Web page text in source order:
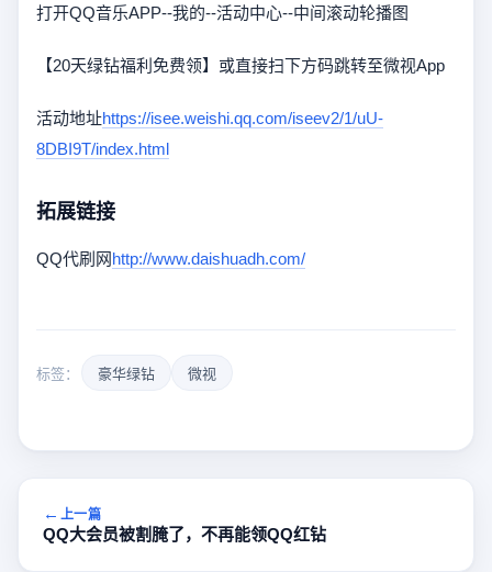
打开QQ音乐APP--我的--活动中心--中间滚动轮播图
【20天绿钻福利免费领】或直接扫下方码跳转至微视App
活动地址https://isee.weishi.qq.com/iseev2/1/uU-
8DBI9T/index.html
拓展链接
QQ代刷网http://www.daishuadh.com/
标签： 豪华绿钻 微视
上一篇
QQ大会员被割腌了，不再能领QQ红钻